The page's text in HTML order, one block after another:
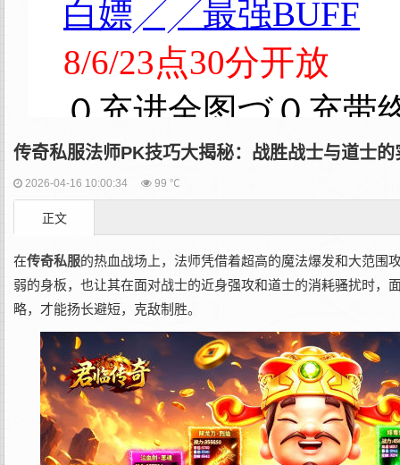
传奇私服法师PK技巧大揭秘：战胜战士与道士的
2026-04-16 10:00:34 99 ℃
正文
在传奇私服的热血战场上，法师凭借着超高的魔法爆发和大范围
弱的身板，也让其在面对战士的近身强攻和道士的消耗骚扰时
略，才能扬长避短，克敌制胜。